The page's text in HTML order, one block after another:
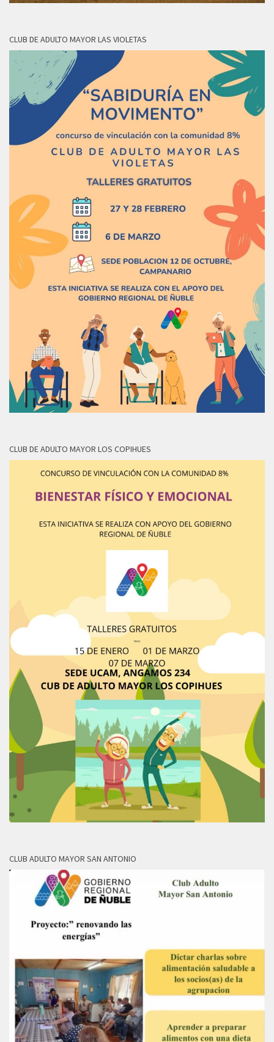
CLUB DE ADULTO MAYOR LAS VIOLETAS
CLUB DE ADULTO MAYOR LOS COPIHUES
CLUB ADULTO MAYOR SAN ANTONIO